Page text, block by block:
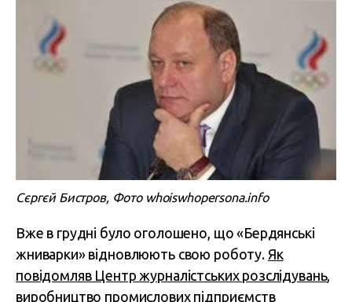
Сєргєй Бистров, Фото whoiswhopersona.info
Вже в грудні було оголошено, що «Бердянські
жниварки» відновлюють свою роботу. Як
повідомляв Центр журналістських розслідувань,
виробництво промислових підприємств